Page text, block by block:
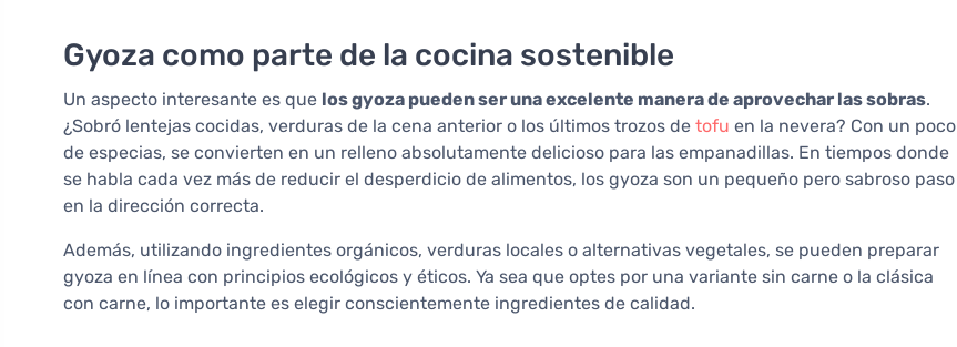
Gyoza como parte de la cocina sostenible
Un aspecto interesante es que los gyoza pueden ser una excelente manera de aprovechar las sobras.
¿Sobró lentejas cocidas, verduras de la cena anterior o los últimos trozos de tofu en la nevera? Con un poco
de especias, se convierten en un relleno absolutamente delicioso para las empanadillas. En tiempos donde
se habla cada vez más de reducir el desperdicio de alimentos, los gyoza son un pequeño pero sabroso paso
en la dirección correcta.
Además, utilizando ingredientes orgánicos, verduras locales o alternativas vegetales, se pueden preparar
gyoza en línea con principios ecológicos y éticos. Ya sea que optes por una variante sin carne o la clásica
con carne, lo importante es elegir conscientemente ingredientes de calidad.